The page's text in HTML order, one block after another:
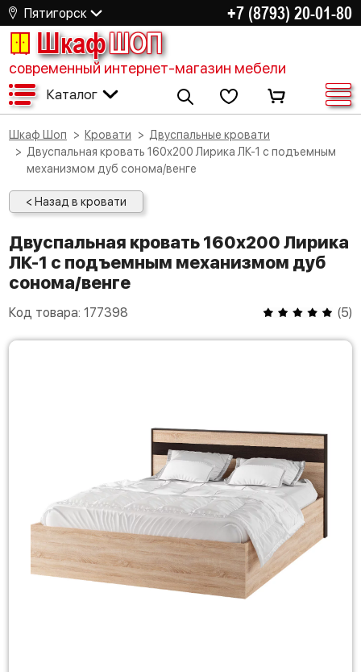
Пятигорск +7 (8793) 20-01-80
ШкафШОП
современный интернет-магазин мебели
Каталог
Шкаф Шоп Кровати
Двуспальные кровати
Двуспальная кровать 160х200 Лирика ЛК-1 с подъемным
механизмом дуб сонома/венге
< Назад в кровати
Двуспальная кровать 160х200 Лирика
ЛК-1 с подъемным механизмом дуб
сонома/венге
Код товара: 177398 (5)